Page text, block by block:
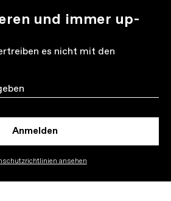
und immer up-
es nicht mit den
Anmelden
ansehen